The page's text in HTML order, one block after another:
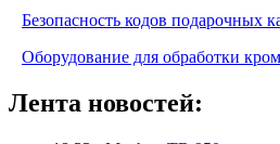
Безопасность кодов подарочных
Оборудование для обработки
Лента новостей: